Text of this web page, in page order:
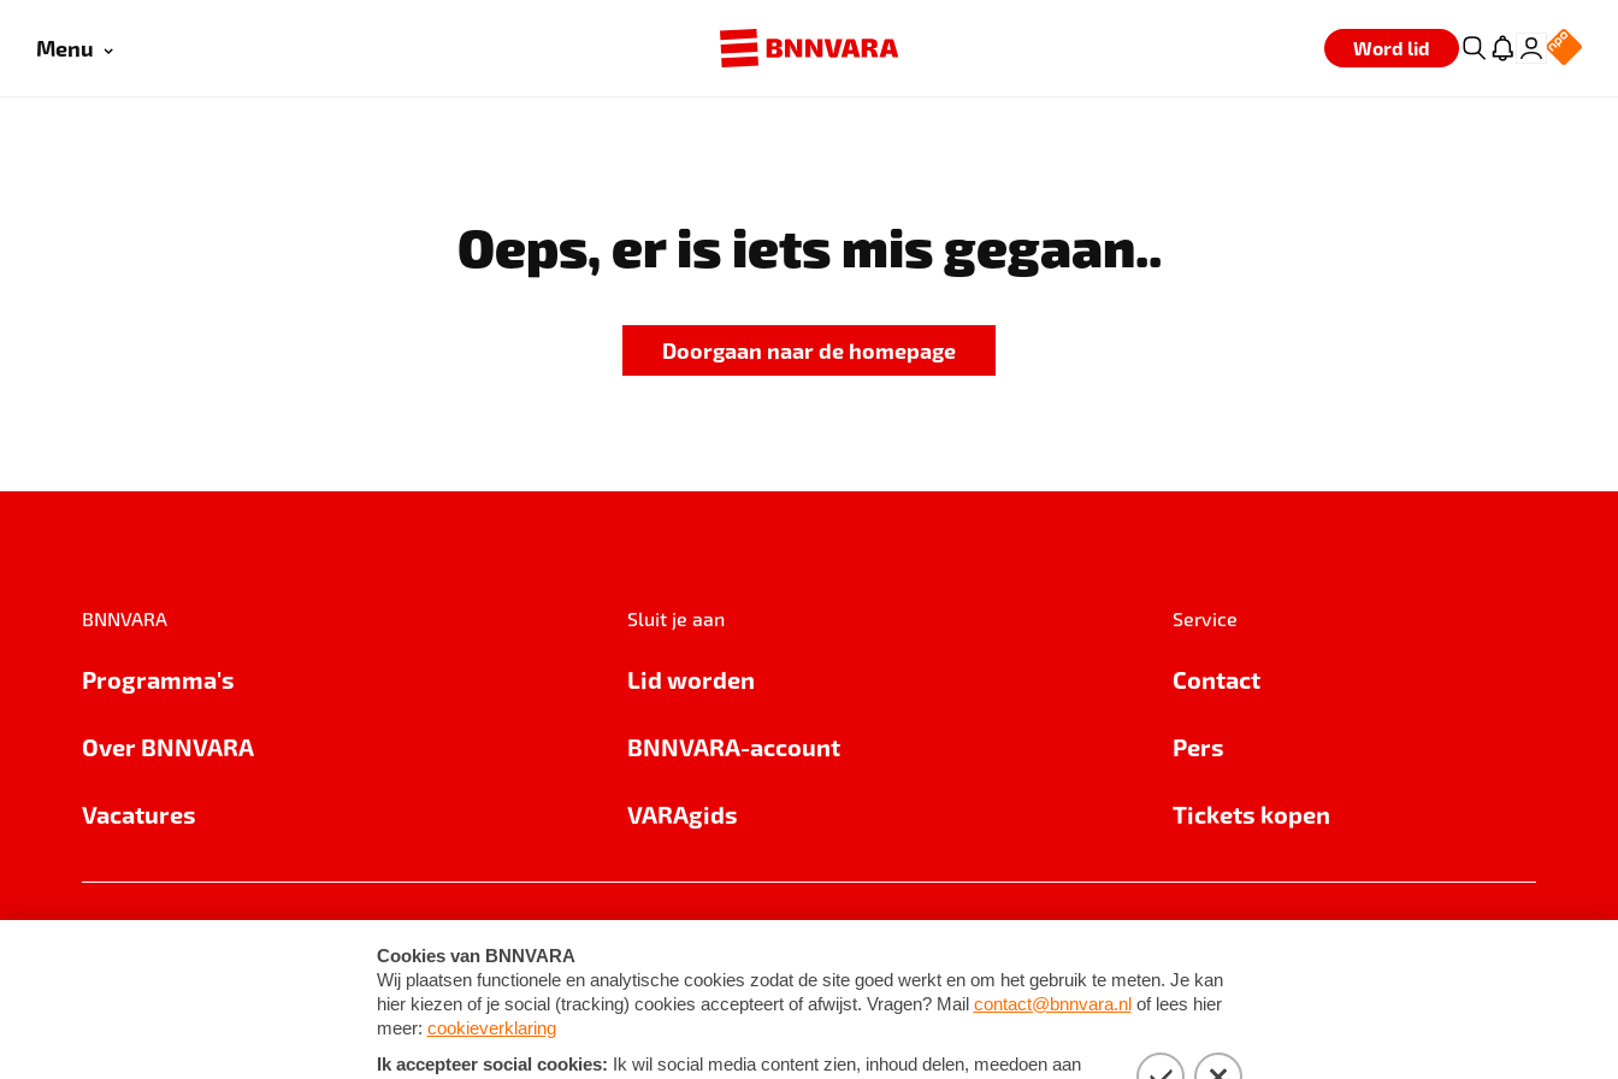
Menu Word lid
Oeps, er is iets mis gegaan..
Doorgaan naar de homepage
BNNVARA
Programma's
Over BNNVARA
Vacatures
Sluit je aan
Lid worden
BNNVARA-account
VARAgids
Service
Contact
Pers
Tickets kopen
Cookie-instellingen Algemene voorwaarden ©2026BNNVARA